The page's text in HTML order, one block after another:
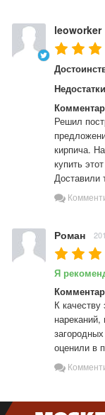
leoworker
Решил
кирпича.
купить
Доставили
Роман
Я
К качеству
оценили в